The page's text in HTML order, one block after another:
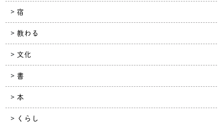
宿
教わる
文化
書
本
くらし